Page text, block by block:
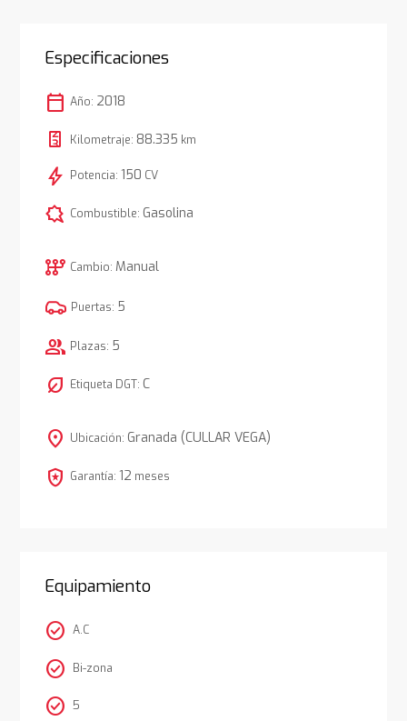
Especificaciones
calendar_today Año: 2018
Kilometraje: 88.335 km
bolt Potencia: 150 CV
comic_bubble Combustible: Gasolina
auto_transmission Cambio: Manual
Puertas: 5
group Plazas: 5
nest_eco_leaf Etiqueta DGT: C
location_on Ubicación: Granada (CULLAR VEGA)
local_police Garantía: 12 meses
Equipamiento
check_circle A.C
check_circle Bi-zona
check_circle 5